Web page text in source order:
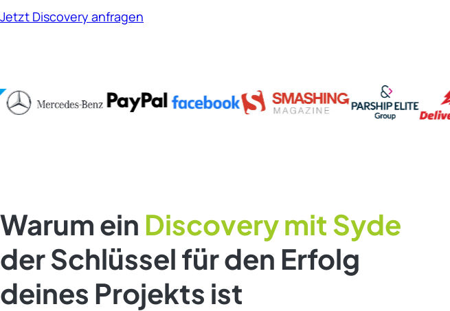
Jetzt Discovery anfragen
Warum ein Discovery mit Syde
der Schlüssel für den Erfolg
deines Projekts ist